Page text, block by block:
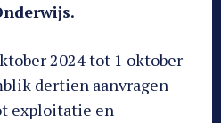
2024 tot 1 oktober
dertien aanvragen
exploitatie en